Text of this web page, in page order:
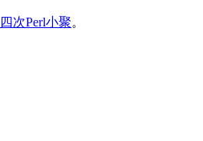
次Perl小聚。